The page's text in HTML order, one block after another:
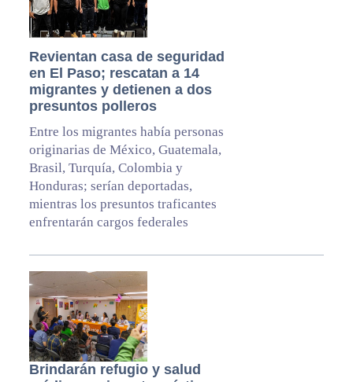
Revientan casa de seguridad
en El Paso; rescatan a 14
migrantes y detienen a dos
presuntos polleros
Entre los migrantes había personas
originarias de México, Guatemala,
Brasil, Turquía, Colombia y
Honduras; serían deportadas,
mientras los presuntos traficantes
enfrentarán cargos federales
Brindarán refugio y salud